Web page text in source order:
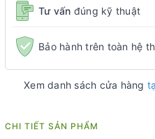
Tư vấn đúng kỹ thuật
Bảo hành trên toàn hệ
Xem danh sách cửa hàng
CHI TIẾT SẢN PHẨM